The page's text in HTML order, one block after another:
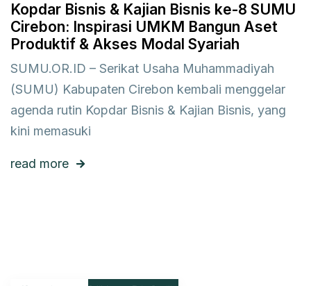
Kopdar Bisnis & Kajian Bisnis ke-8 SUMU
Cirebon: Inspirasi UMKM Bangun Aset
Produktif & Akses Modal Syariah
SUMU.OR.ID – Serikat Usaha Muhammadiyah
(SUMU) Kabupaten Cirebon kembali menggelar
agenda rutin Kopdar Bisnis & Kajian Bisnis, yang
kini memasuki
read more